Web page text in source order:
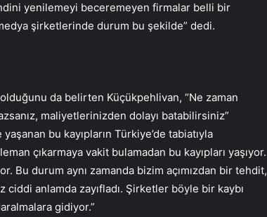
yenilemeyi beceremeyen firmalar belli bir
şirketlerinde durum bu şekilde” dedi.
da belirten Küçükpehlivan, “Ne zaman
maliyetlerinizden dolayı batabilirsiniz”
bu kayıpların Türkiye’de tabiatıyla
çıkarmaya vakit bulamadan bu kayıpları yaşıyor.
Bu durum aynı zamanda bizim açımızdan bir tehdit,
anlamda zayıfladı. Şirketler böyle bir kaybı
gidiyor.”